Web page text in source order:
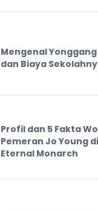
Mengenal
dan Biaya
Profil dan 5 Fakta
Pemeran Jo Young
Eternal Monarch